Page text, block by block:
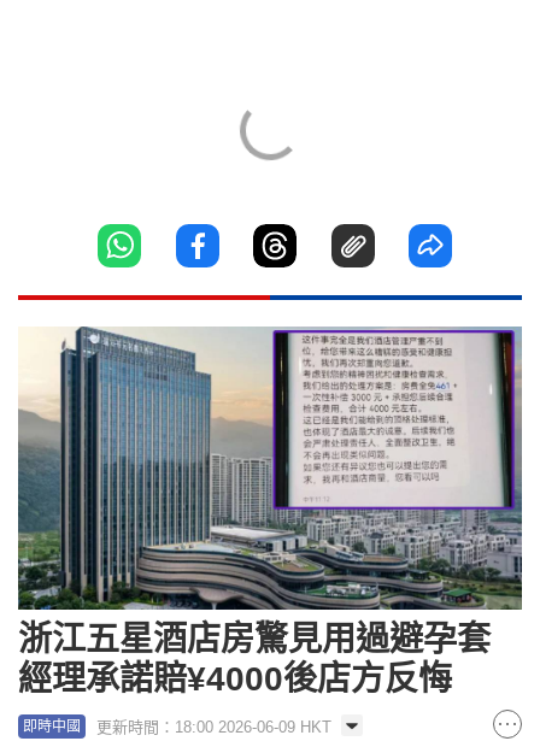
浙江五星酒店房驚見用過避孕套
經理承諾賠¥4000後店方反悔
即時中國 更新時間：18:00 2026-06-09 HKT